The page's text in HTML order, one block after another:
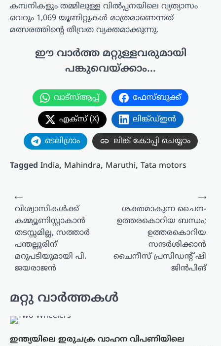
കമ്പനികളും തമ്മിലുള്ള വിൽപ്പനയിലെ വ്യത്യാസം
വെറും 1,069 യൂണിറ്റുകൾ മാത്രമാണെന്നത്
മത്സരത്തിന്റെ തീവ്രത വ്യക്തമാക്കുന്നു.
ഈ വാർത്ത മറ്റുള്ളവരുമായി
പങ്കുവെയ്ക്കാം...
വാട്സ്ആപ്പ് ഫേസ്ബുക്ക്
എക്സ് (X) ലിങ്ക്ഡ്ഇൻ
ടെലിഗ്രാം ലിങ്ക് കോപ്പി ചെയ്യാം
Tagged India, Mahindra, Maruthi, Tata motors
പോസ്റ്റുകളിലൂടെ
⟵
വിശ്വാസികൾക്ക്
കമ്മ്യൂണിസ്റ്റാകാൻ
തടസ്സമില്ല, സത്താർ
പന്തല്ലൂരിന്
മറുപടിയുമായി പി.
ജയരാജൻ
ശക്തമാകുന്ന ചൈന-
ഉത്തരകൊറിയ ബന്ധം;
ഉത്തരകൊറിയ
സന്ദർശിക്കാൻ
ചൈനീസ് പ്രസിഡന്റ് ഷി
ജിൻപിങ്
⟶
മറ്റു വാർത്തകൾ
ഇന്ത്യയിലെ ഇരുചക്ര വാഹന വിപണിയിലെ